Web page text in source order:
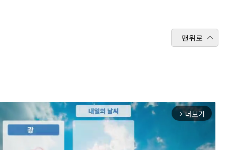
맨위로
arrow_forward_ios 더보기